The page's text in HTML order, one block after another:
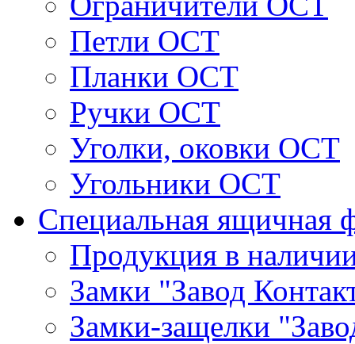
Петли ОСТ
Планки ОСТ
Ручки ОСТ
Уголки, оковки ОСТ
Угольники ОСТ
Специальная ящичная
Продукция в
Замки "Завод
Замки-защелки